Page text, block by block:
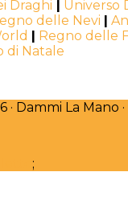
Draghi Universo
delle Nevi
Regno delle
di Natale
Dammi La Mano ·
;